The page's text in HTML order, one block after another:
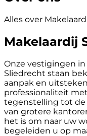
Alles over
Makelaardij
Onze vestigingen
Sliedrecht staan
aanpak en
professionaliteit
tegenstelling tot de
van grotere
het is om naar uw
begeleiden u op